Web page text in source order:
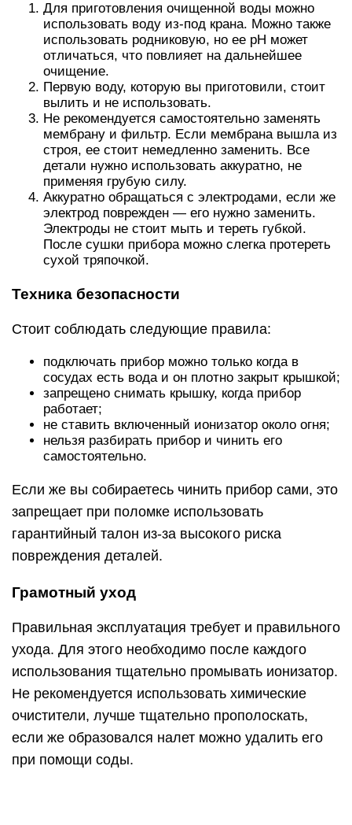
Для приготовления очищенной воды можно
использовать воду из-под крана. Можно также
использовать родниковую, но ее рН может
отличаться, что повлияет на дальнейшее
очищение.
Первую воду, которую вы приготовили, стоит
вылить и не использовать.
Не рекомендуется самостоятельно заменять
мембрану и фильтр. Если мембрана вышла из
строя, ее стоит немедленно заменить. Все
детали нужно использовать аккуратно, не
применяя грубую силу.
Аккуратно обращаться с электродами, если же
электрод поврежден — его нужно заменить.
Электроды не стоит мыть и тереть губкой.
После сушки прибора можно слегка протереть
сухой тряпочкой.
Техника безопасности
Стоит соблюдать следующие правила:
подключать прибор можно только когда в
сосудах есть вода и он плотно закрыт крышкой;
запрещено снимать крышку, когда прибор
работает;
не ставить включенный ионизатор около огня;
нельзя разбирать прибор и чинить его
самостоятельно.
Если же вы собираетесь чинить прибор сами, это
запрещает при поломке использовать
гарантийный талон из-за высокого риска
повреждения деталей.
Грамотный уход
Правильная эксплуатация требует и правильного
ухода. Для этого необходимо после каждого
использования тщательно промывать ионизатор.
Не рекомендуется использовать химические
очистители, лучше тщательно прополоскать,
если же образовался налет можно удалить его
при помощи соды.